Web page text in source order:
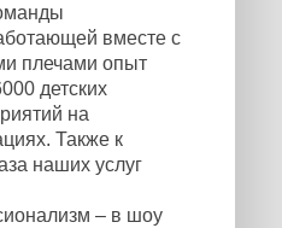
вместе с
плечами опыт
детских
на
Также к
наших услуг
– в шоу